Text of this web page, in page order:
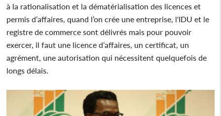
à la rationalisation et la dématérialisation des licences et
permis d’affaires, quand l’on crée une entreprise, l'IDU et le
registre de commerce sont délivrés mais pour pouvoir
exercer, il faut une licence d’affaires, un certificat, un
agrément, une autorisation qui nécessitent quelquefois de
longs délais.